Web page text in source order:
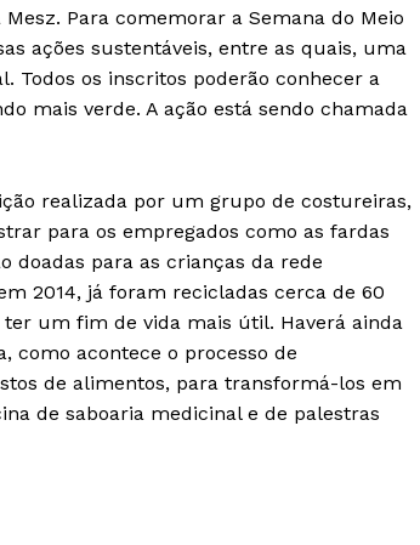
Para comemorar a Semana do Meio
ações sustentáveis, entre as quais, uma
Todos os inscritos poderão conhecer a
mais verde. A ação está sendo chamada
realizada por um grupo de costureiras,
para os empregados como as fardas
doadas para as crianças da rede
2014, já foram recicladas cerca de 60
um fim de vida mais útil. Haverá ainda
como acontece o processo de
de alimentos, para transformá-los em
de saboaria medicinal e de palestras